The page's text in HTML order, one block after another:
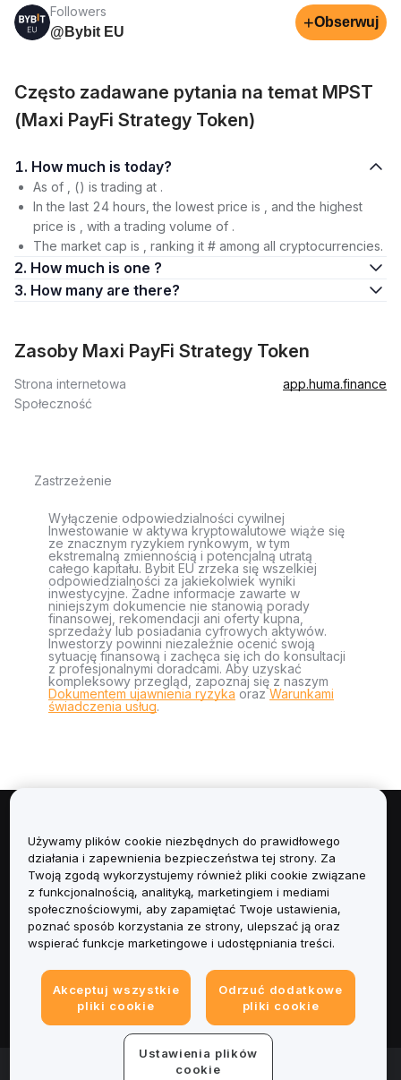
Followers
@Bybit EU
+Obserwuj
Często zadawane pytania na temat MPST
(Maxi PayFi Strategy Token)
1. How much is today?
As of , () is trading at .
In the last 24 hours, the lowest price is , and the highest
price is , with a trading volume of .
The market cap is , ranking it # among all cryptocurrencies.
2. How much is one ?
3. How many are there?
Zasoby Maxi PayFi Strategy Token
Strona internetowa
app.huma.finance
Społeczność
Zastrzeżenie
Wyłączenie odpowiedzialności cywilnej
Inwestowanie w aktywa kryptowalutowe wiąże się
ze znacznym ryzykiem rynkowym, w tym
ekstremalną zmiennością i potencjalną utratą
całego kapitału. Bybit EU zrzeka się wszelkiej
odpowiedzialności za jakiekolwiek wyniki
inwestycyjne. Żadne informacje zawarte w
niniejszym dokumencie nie stanowią porady
finansowej, rekomendacji ani oferty kupna,
sprzedaży lub posiadania cyfrowych aktywów.
Inwestorzy powinni niezależnie ocenić swoją
sytuację finansową i zachęca się ich do konsultacji
z profesjonalnymi doradcami. Aby uzyskać
kompleksowy przegląd, zapoznaj się z naszym
Dokumentem ujawnienia ryzyka orazWarunkami
świadczenia usług.
Informacje
Usługi
Obsługa Klienta
Informacje prawne
© 2025-2026 Bybit.eu. All rights reserved.
Używamy plików cookie niezbędnych do prawidłowego
działania i zapewnienia bezpieczeństwa tej strony. Za
Twoją zgodą wykorzystujemy również pliki cookie związane
z funkcjonalnością, analityką, marketingiem i mediami
społecznościowymi, aby zapamiętać Twoje ustawienia,
poznać sposób korzystania ze strony, ulepszać ją oraz
wspierać funkcje marketingowe i udostępniania treści.
Akceptuj wszystkie
pliki cookie
Odrzuć dodatkowe
pliki cookie
Ustawienia plików
cookie